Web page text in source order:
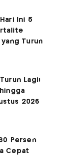
Ini 5
Turun
Lagi!
2026
Persen
Cepat